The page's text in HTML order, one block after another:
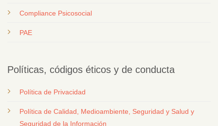
Compliance Psicosocial
PAE
Políticas, códigos éticos y de conducta
Política de Privacidad
Política de Calidad, Medioambiente, Seguridad y Salud y
Seguridad de la Información